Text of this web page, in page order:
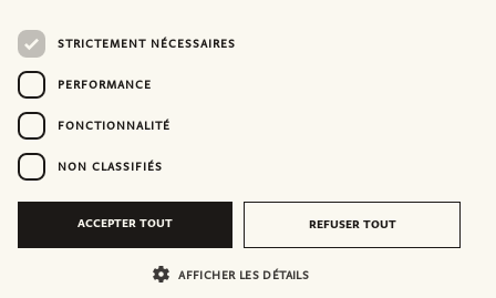
STRICTEMENT NÉCESSAIRES
PERFORMANCE
FONCTIONNALITÉ
NON CLASSIFIÉS
ACCEPTER TOUT REFUSER TOUT
AFFICHER LES DÉTAILS